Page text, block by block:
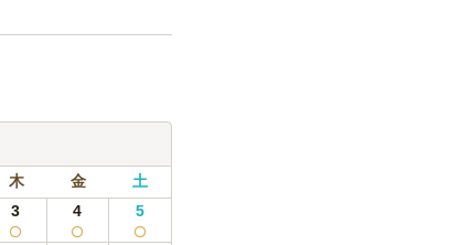
木 金
土
3 4 5